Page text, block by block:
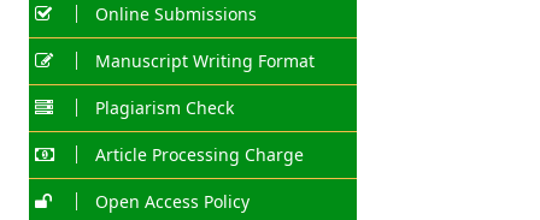
Online Submissions
Manuscript Writing Format
Plagiarism Check
Article Processing Charge
Open Access Policy